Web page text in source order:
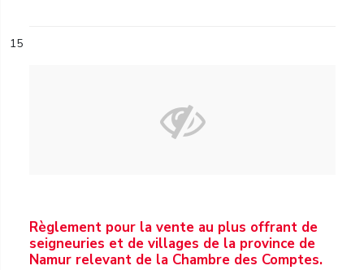
15
Règlement pour la vente au plus offrant de
seigneuries et de villages de la province de
Namur relevant de la Chambre des Comptes.